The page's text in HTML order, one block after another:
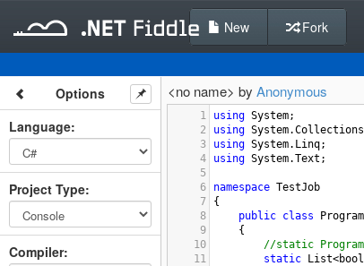
New Fork
Options
Language:
Project Type:
Compiler:
<no name> by Anonymous
1 using System;
2
using System.Collections
3
using System. Linq;
4
using System.Text ;
5
6
namespace TestJob
7
{
8
public class
Program
9
    {
10
//static
11
static List<bool